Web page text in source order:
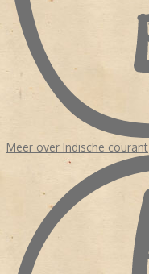
Meer over Indische courant